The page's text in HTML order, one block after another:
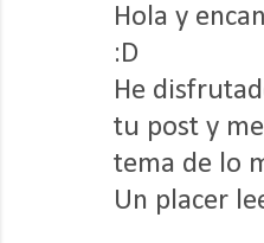
Hola y
:D
He
tu post y
tema de lo
Un placer